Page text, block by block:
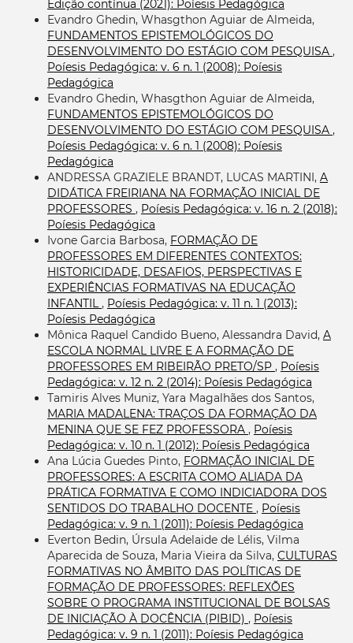
Edição contínua (2021): Poíesis Pedagógica
Evandro Ghedin, Whasgthon Aguiar de Almeida,
FUNDAMENTOS EPISTEMOLÓGICOS DO
DESENVOLVIMENTO DO ESTÁGIO COM PESQUISA ,
Poíesis Pedagógica: v. 6 n. 1 (2008): Poíesis
Pedagógica
Evandro Ghedin, Whasgthon Aguiar de Almeida,
FUNDAMENTOS EPISTEMOLÓGICOS DO
DESENVOLVIMENTO DO ESTÁGIO COM PESQUISA ,
Poíesis Pedagógica: v. 6 n. 1 (2008): Poíesis
Pedagógica
ANDRESSA GRAZIELE BRANDT, LUCAS MARTINI, A
DIDÁTICA FREIRIANA NA FORMAÇÃO INICIAL DE
PROFESSORES , Poíesis Pedagógica: v. 16 n. 2 (2018):
Poíesis Pedagógica
Ivone Garcia Barbosa, FORMAÇÃO DE
PROFESSORES EM DIFERENTES CONTEXTOS:
HISTORICIDADE, DESAFIOS, PERSPECTIVAS E
EXPERIÊNCIAS FORMATIVAS NA EDUCAÇÃO
INFANTIL, Poíesis Pedagógica: v. 11 n. 1 (2013):
Poíesis Pedagógica
Mônica Raquel Candido Bueno, Alessandra David, A
ESCOLA NORMAL LIVRE E A FORMAÇÃO DE
PROFESSORES EM RIBEIRÃO PRETO/SP , Poíesis
Pedagógica: v. 12 n. 2 (2014): Poíesis Pedagógica
Tamiris Alves Muniz, Yara Magalhães dos Santos,
MARIA MADALENA: TRAÇOS DA FORMAÇÃO DA
MENINA QUE SE FEZ PROFESSORA , Poíesis
Pedagógica: v. 10 n. 1 (2012): Poíesis Pedagógica
Ana Lúcia Guedes Pinto, FORMAÇÃO INICIAL DE
PROFESSORES: A ESCRITA COMO ALIADA DA
PRÁTICA FORMATIVA E COMO INDICIADORA DOS
SENTIDOS DO TRABALHO DOCENTE , Poíesis
Pedagógica: v. 9 n. 1 (2011): Poíesis Pedagógica
Everton Bedin, Úrsula Adelaide de Lélis, Vilma
Aparecida de Souza, Maria Vieira da Silva, CULTURAS
FORMATIVAS NO ÂMBITO DAS POLÍTICAS DE
FORMAÇÃO DE PROFESSORES: REFLEXÕES
SOBRE O PROGRAMA INSTITUCIONAL DE BOLSAS
DE INICIAÇÃO À DOCÊNCIA (PIBID) , Poíesis
Pedagógica: v. 9 n. 1 (2011): Poíesis Pedagógica